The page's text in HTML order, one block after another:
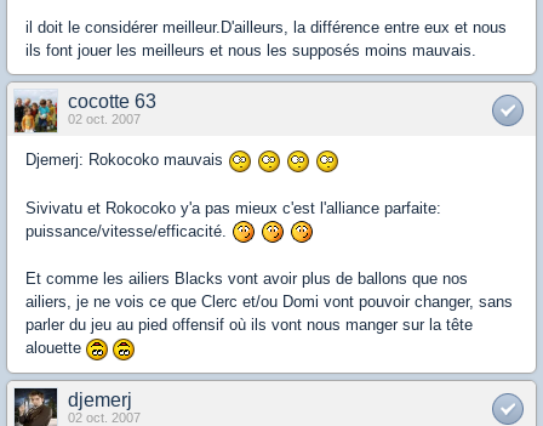
il doit le considérer meilleur.D'ailleurs, la différence entre eux et nous
ils font jouer les meilleurs et nous les supposés moins mauvais.
cocotte 63
02 oct. 2007
Djemerj: Rokocoko mauvais
Sivivatu et Rokocoko y'a pas mieux c'est l'alliance parfaite:
puissance/vitesse/efficacité.
Et comme les ailiers Blacks vont avoir plus de ballons que nos
ailiers, je ne vois ce que Clerc et/ou Domi vont pouvoir changer, sans
parler du jeu au pied offensif où ils vont nous manger sur la tête
alouette
djemerj
02 oct. 2007